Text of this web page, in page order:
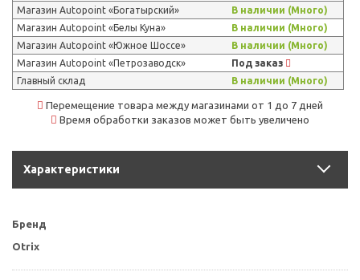
Магазин Autopoint «Богатырский»
В наличии (Много)
Магазин Autopoint «Белы Куна»
В наличии (Много)
Магазин Autopoint «Южное Шоссе»
В наличии (Много)
Магазин Autopoint «Петрозаводск»
Под заказ
Главный склад
В наличии (Много)
Перемещение товара между магазинами от 1 до 7 дней
Время обработки заказов может быть увеличено
Характеристики
Бренд
Otrix